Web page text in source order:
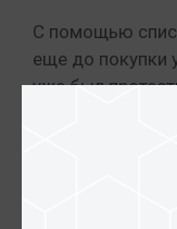
С помощью
еще до покупки
уже был
возникновения